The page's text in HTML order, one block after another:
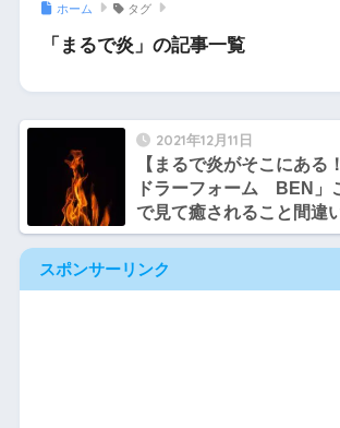
ホーム タグ
「まるで炎」の記事一覧
2021年12月11日
【まるで炎がそこにある
ドラーフォーム BEN」
で見て癒されること間違
の加湿器】
スポンサーリンク